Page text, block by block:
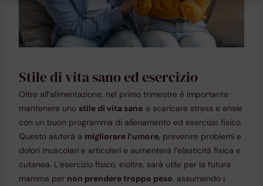
Stile di vita sano ed esercizio
Oltre all’alimentazione, nel primo trimestre è importante
mantenere uno stile di vita sano e scaricare stress e ansie
con un buon programma di allenamento ed esercizio fisico.
Questo aiuterà a migliorare l’umore,prevenire problemi e
dolori muscolari e articolari e aumenterà l’elasticità fisica e
cutanea. L’esercizio fisico, inoltre, sarà utile per la futura
mamma per non prendere troppo peso, assumendo i